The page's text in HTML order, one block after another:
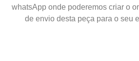
whatsApp onde poderemos criar o
de envio desta peça para o seu